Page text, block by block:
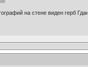
на стене виден герб